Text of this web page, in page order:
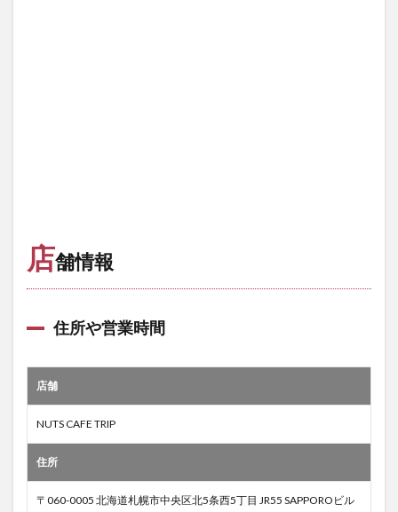
店舗情報
住所や営業時間
店舗
NUTS CAFE TRIP
住所
〒060-0005 北海道札幌市中央区北5条西5丁目 JR55 SAPPOROビル